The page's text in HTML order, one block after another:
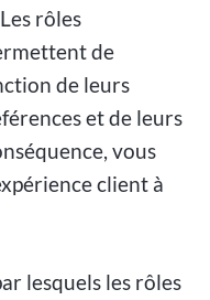
rôles
de
de leurs
et de leurs
vous
client à
lesquels les rôles